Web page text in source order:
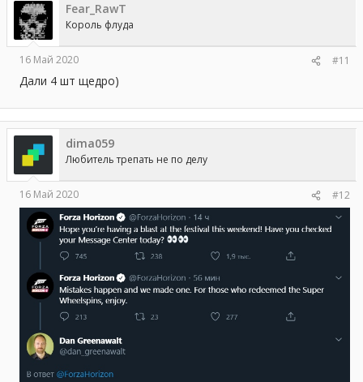
Fear_RawT
Король флуда
16 Май 2020 #11
Дали 4 шт щедро)
dima059
Любитель трепать не по делу
16 Май 2020 #12